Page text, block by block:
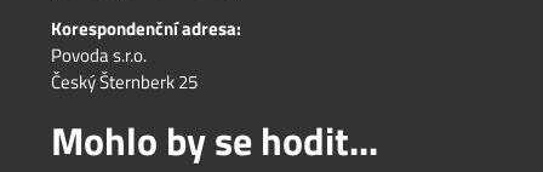
Korespondenční adresa:
Povoda s.r.o.
Český Šternberk 25
Mohlo by se hodit...